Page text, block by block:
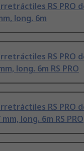
RS PRO
long. 6m
RS PRO
long. 6m RS PRO
RS PRO
long. 6m RS PRO